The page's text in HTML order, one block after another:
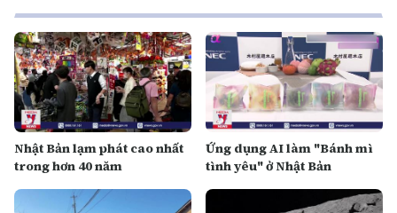
Nhật Bản lạm phát cao nhất
trong hơn 40 năm
Ứng dụng AI làm "Bánh mì
tình yêu" ở Nhật Bản